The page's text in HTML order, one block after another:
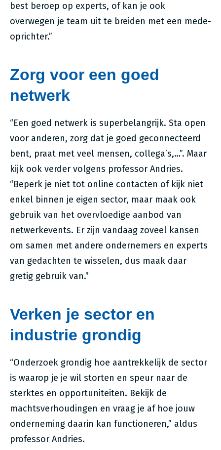
best beroep op experts, of kan je ook
overwegen je team uit te breiden met een mede-
oprichter.”
Zorg voor een goed
netwerk
“Een goed netwerk is superbelangrijk. Sta open
voor anderen, zorg dat je goed geconnecteerd
bent, praat met veel mensen, collega’s,…”. Maar
kijk ook verder volgens professor Andries.
“Beperk je niet tot online contacten of kijk niet
enkel binnen je eigen sector, maar maak ook
gebruik van het overvloedige aanbod van
netwerkevents. Er zijn vandaag zoveel kansen
om samen met andere ondernemers en experts
van gedachten te wisselen, dus maak daar
gretig gebruik van.”
Verken je sector en
industrie grondig
“Onderzoek grondig hoe aantrekkelijk de sector
is waarop je je wil storten en speur naar de
sterktes en opportuniteiten. Bekijk de
machtsverhoudingen en vraag je af hoe jouw
onderneming daarin kan functioneren,” aldus
professor Andries.